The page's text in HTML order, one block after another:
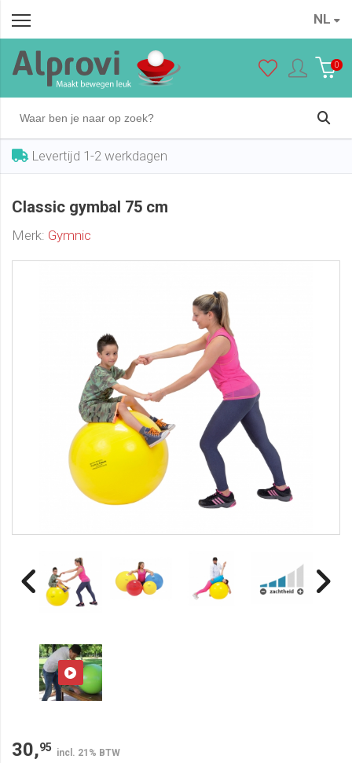
NL
0
Levertijd 1-2 werkdagen
Classic gymbal 75 cm
Merk: Gymnic
30,95 incl. 21% BTW
€ 30,95